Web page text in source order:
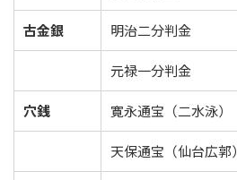
古金銀 明治二分判金
元禄一分判金
穴銭 寛永通宝（二水泳）
天保通宝（仙台広郭）